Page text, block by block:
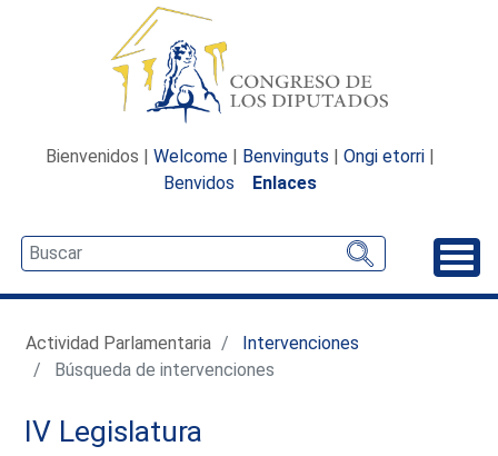
Bienvenidos | Welcome | Benvinguts | Ongi etorri |
Benvidos
Enlaces
Actividad Parlamentaria
Intervenciones
Búsqueda de intervenciones
IV Legislatura